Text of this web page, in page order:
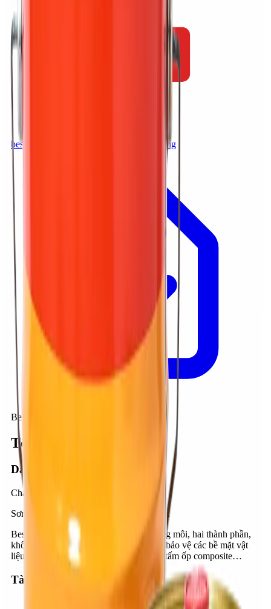
PDF
bestcoat-ep704f-vi_7f74aa3e.pdf Tải xuống
BestCoat EP704F
Tổng quan kỹ thuật
Danh mục
Chất phủ nền sàn
Sơn Epoxy gốc dung môi, hai thành phần
BestCoat EP704F là sơn epoxy, gốc dung môi, hai thành phần,
khô nhanh, dùng để sơn trang trí và phủ bảo vệ các bề mặt vật
liệu như bê tông, gạch, đá, gỗ, kim loại, tấm ốp composite…
Tài liệu kỹ thuật
bestcoat-ep704f-vi_7f74aa3e.pdf